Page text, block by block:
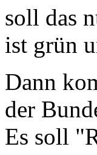
soll das
ist grün
Dann
der
Es soll